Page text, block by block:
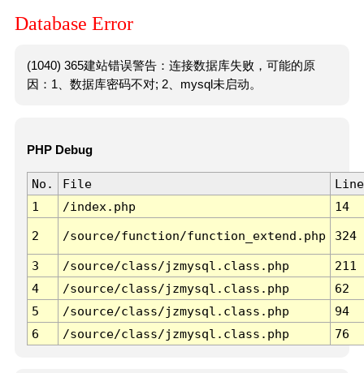
Database Error
(1040) 365建站错误警告：连接数据库失败，可能的原
因：1、数据库密码不对; 2、mysql未启动。
PHP Debug
No. File
Line
1
/index.php 14
2 /source/function/function_extend.php 324
3 /source/class/jzmysql.class.php
211
4
/source/class/jzmysql.class.php
62
5
/source/class/jzmysql.class.php
94
6
/source/class/jzmysql.class.php 76